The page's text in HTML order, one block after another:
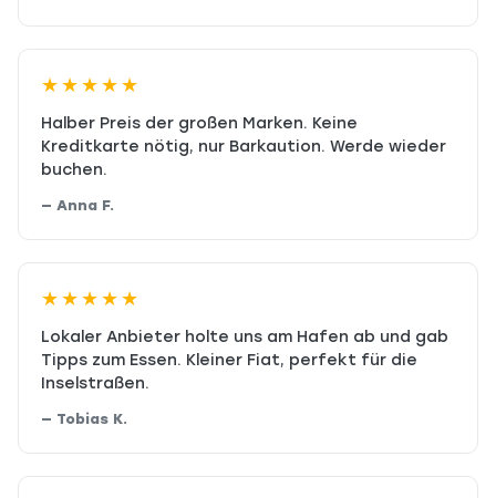
★★★★★
Halber Preis der großen Marken. Keine
Kreditkarte nötig, nur Barkaution. Werde wieder
buchen.
— Anna F.
★★★★★
Lokaler Anbieter holte uns am Hafen ab und gab
Tipps zum Essen. Kleiner Fiat, perfekt für die
Inselstraßen.
— Tobias K.